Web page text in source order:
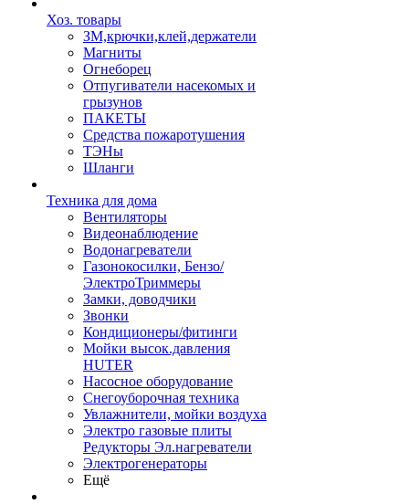
Хоз. товары
ЗМ,крючки,клей,держатели
Магниты
Огнеборец
Отпугиватели насекомых и
грызунов
ПАКЕТЫ
Средства пожаротушения
ТЭНы
Шланги
Техника для дома
Вентиляторы
Видеонаблюдение
Водонагреватели
Газонокосилки, Бензо/
ЭлектроТриммеры
Замки, доводчики
Звонки
Кондиционеры/фитинги
Мойки высок.давления
HUTER
Насосное оборудование
Снегоуборочная техника
Увлажнители, мойки воздуха
Электро газовые плиты
Редукторы Эл.нагреватели
Электрогенераторы
Ещё